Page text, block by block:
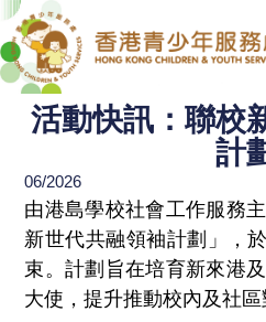
跳
至
主
活動快訊：聯校
計
06/2026
由港島學校社會工作服務
新世代共融領袖計劃」，
束。計劃旨在培育新來港
大使，提升推動校內及社區